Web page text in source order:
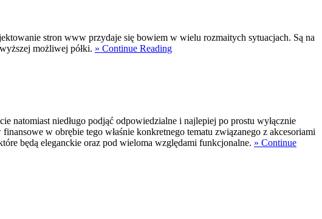
stron www przydaje się bowiem w wielu rozmaitych sytuacjach. Są na
możliwej półki. » Continue Reading
natomiast niedługo podjąć odpowiedzialne i najlepiej po prostu wyłącznie
w obrębie tego właśnie konkretnego tematu związanego z akcesoriami
będą eleganckie oraz pod wieloma względami funkcjonalne. » Continue